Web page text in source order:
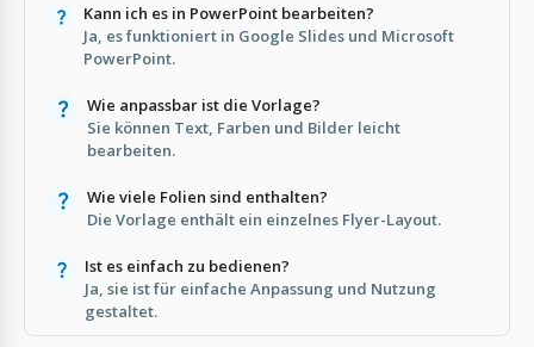
Kann ich es in PowerPoint bearbeiten?
Ja, es funktioniert in Google Slides und Microsoft
PowerPoint.
Wie anpassbar ist die Vorlage?
Sie können Text, Farben und Bilder leicht
bearbeiten.
Wie viele Folien sind enthalten?
Die Vorlage enthält ein einzelnes Flyer-Layout.
Ist es einfach zu bedienen?
Ja, sie ist für einfache Anpassung und Nutzung
gestaltet.